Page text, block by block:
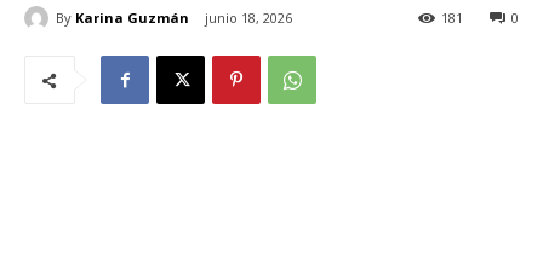
By Karina Guzmán junio 18, 2026 0
181